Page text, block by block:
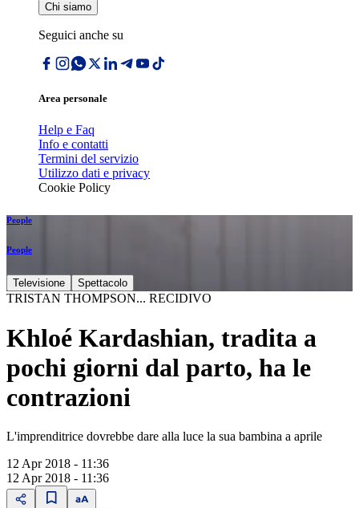
Chi siamo
Seguici anche su
Area personale
Help e Faq
Info e contatti
Termini del servizio
Utilizzo dati e privacy
Cookie Policy
People
People
Televisione Spettacolo
TRISTAN THOMPSON... RECIDIVO
Khloé Kardashian, tradita a
pochi giorni dal parto, ha le
contrazioni
L'imprenditrice dovrebbe dare alla luce la sua bambina a aprile
12 Apr 2018 - 11:36
12 Apr 2018 - 11:36